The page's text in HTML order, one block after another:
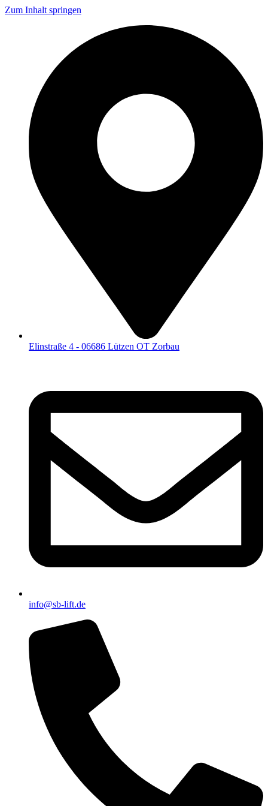
Zum Inhalt springen
Elinstraße 4 - 06686 Lützen OT Zorbau​
info@sb-lift.de